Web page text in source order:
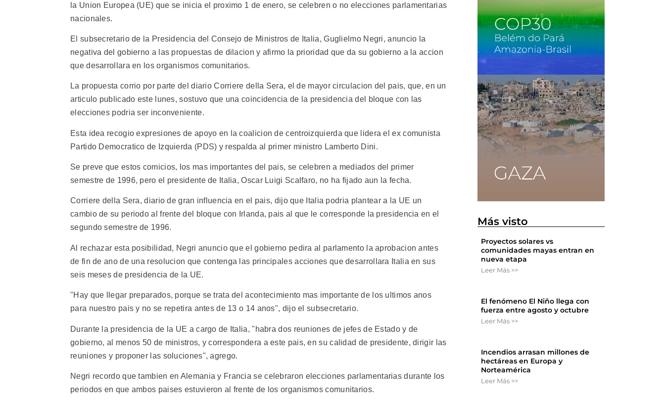
la Union Europea (UE) que se inicia el proximo 1 de enero, se celebren o no elecciones parlamentarias
nacionales.
El subsecretario de la Presidencia del Consejo de Ministros de Italia, Guglielmo Negri, anuncio la
negativa del gobierno a las propuestas de dilacion y afirmo la prioridad que da su gobierno a la accion
que desarrollara en los organismos comunitarios.
La propuesta corrio por parte del diario Corriere della Sera, el de mayor circulacion del pais, que, en un
articulo publicado este lunes, sostuvo que una coincidencia de la presidencia del bloque con las
elecciones podria ser inconveniente.
Esta idea recogio expresiones de apoyo en la coalicion de centroizquierda que lidera el ex comunista
Partido Democratico de Izquierda (PDS) y respalda al primer ministro Lamberto Dini.
Se preve que estos comicios, los mas importantes del pais, se celebren a mediados del primer
semestre de 1996, pero el presidente de Italia, Oscar Luigi Scalfaro, no ha fijado aun la fecha.
Corriere della Sera, diario de gran influencia en el pais, dijo que Italia podria plantear a la UE un
cambio de su periodo al frente del bloque con Irlanda, pais al que le corresponde la presidencia en el
segundo semestre de 1996.
Al rechazar esta posibilidad, Negri anuncio que el gobierno pedira al parlamento la aprobacion antes
de fin de ano de una resolucion que contenga las principales acciones que desarrollara Italia en sus
seis meses de presidencia de la UE.
"Hay que llegar preparados, porque se trata del acontecimiento mas importante de los ultimos anos
para nuestro pais y no se repetira antes de 13 o 14 anos", dijo el subsecretario.
Durante la presidencia de la UE a cargo de Italia, "habra dos reuniones de jefes de Estado y de
gobierno, al menos 50 de ministros, y correspondera a este pais, en su calidad de presidente, dirigir las
reuniones y proponer las soluciones", agrego.
Negri recordo que tambien en Alemania y Francia se celebraron elecciones parlamentarias durante los
periodos en que ambos paises estuvieron al frente de los organismos comunitarios.
Más visto
Proyectos solares vs
comunidades mayas entran en
nueva etapa
Leer Más >>
El fenómeno El Niño llega con
fuerza entre agosto y octubre
Leer Más >>
Incendios arrasan millones de
hectáreas en Europa y
Norteamérica
Leer Más >>